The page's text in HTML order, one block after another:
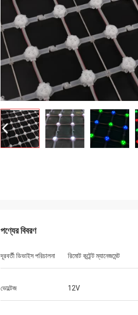
পণ্যের বিবরণ
দূরবর্তী ডিভাইস পরিচালনা রিমোট কন্টেন্ট ম্যানেজমেন্ট
ভোল্টেজ 12V